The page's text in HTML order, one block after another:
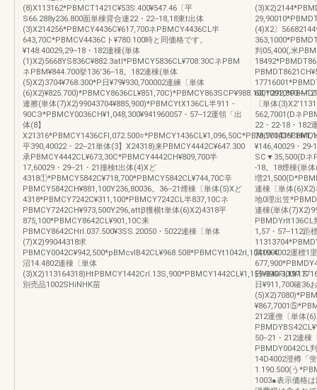
(8)X113162*PBMCT1421C¥53S.400¥547.46〔平
S66.288y236.800面単棟背合連22・22--18,18東t出体
(3)X214256*PBMCY4436C¥617,700ネPBMCY4436CL半
643,70C*PBMCV4436Cト¥780.100時と同価格です。
¥148.40029,29--18・182連棟(単体
(1)X2)5668YS836C¥882.3atl*PBMCY5836CL¥708.30CネPBM
ネPBM¥844.700挙136'36--18。182連棟(単体
(5)X2)3704¥768.300*P日¥79¥930,700002連練〔単体
(6)X2)¥825.700)*PBMCY8636CL¥851,70C)*PBMCY863SCP¥988.100Y292,800―-12
連擦(単体(7)X2)99043704¥885,900)*PBMCYtX136CL半911・
90CЭ*PBMCY0036CH¥1,048,300¥941960057・57--12運領「出
体(8】
平390,40022・22--21単体(3】X24318)来PBMCY4442C¥647.300
承PBMCY4442CL¥673,30C*PBMCY4442CH¥809,700半
17,60029・29--21・21撞検t出体(4)Xど
4318①*PBMCY5842C¥718,700*PBMCY5842CL¥744,70C辛
PBMCY5842CH¥881,100Y236,80036。36--21煙棟〔単体(5)Xど
4318*PBMCY7242C¥311,100*PBMCY7242CL半837,10Cネ
PBMCY7242CH¥973,500Y296,attβ獲横t単体(6)X2)4318平
875,100*PBMCY8642CL¥901,10C来
PBMCY8642CHrl.037.500¥3SS.20050・5022連棟〔単体
(7)X2)99044318求
PBMCY0042C¥942,500*pBMcvlB42CL¥968.508*PBMCYt1042rl,1041900
沼14.4802連棟〔単体
(3)X2)113164318)HtPBMCY1442Crl.13S,900*PBMCY1442CL¥1,159.90GFl,197.S
別売品1002SHiNHK苗
(4)X2〕
判05,400(,米
〔単体
562,7001(Dネ
22・22-18・182
¥146,40029・
SC▼35,500(Dネ
-18。18煙棟(単
増
連棟〔単体
地0理出笠
連棟(単体
PBMDYrlt136CL
1,57・57--112距
鶏00‐4002運標1
日
日¥911,700確36
212運僚〔単体
50--21・212連棟
PBMDY0042CL
14D4002澄樽「
1.190.500(う
1003●表示価格